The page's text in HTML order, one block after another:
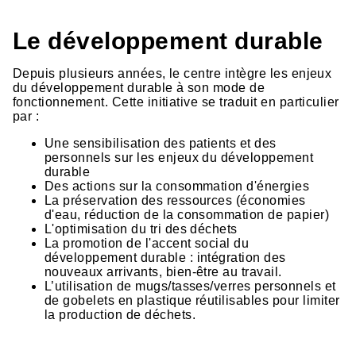
Le développement durable
Depuis plusieurs années, le centre intègre les enjeux
du développement durable à son mode de
fonctionnement. Cette initiative se traduit en particulier
par :
Une sensibilisation des patients et des
personnels sur les enjeux du développement
durable
Des actions sur la consommation d'énergies
La préservation des ressources (économies
d'eau, réduction de la consommation de papier)
L'optimisation du tri des déchets
La promotion de l'accent social du
développement durable : intégration des
nouveaux arrivants, bien-être au travail.
L’utilisation de mugs/tasses/verres personnels et
de gobelets en plastique réutilisables pour limiter
la production de déchets.